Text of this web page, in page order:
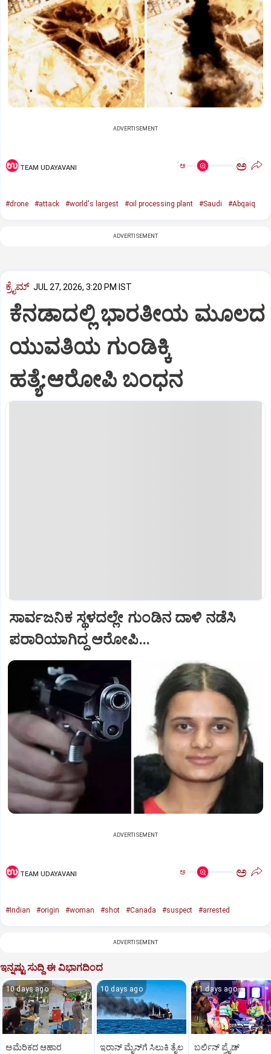
ADVERTISEMENT
TEAM UDAYAVANI ಅ ಅ
#drone #attack #world's largest #oil processing plant #Saudi #Abqaiq
ADVERTISEMENT
ಕ್ರೈಮ್ JUL 27, 2026, 3:20 PM IST
ಕೆನಡಾದಲ್ಲಿ ಭಾರತೀಯ ಮೂಲದ
ಯುವತಿಯ ಗುಂಡಿಕ್ಕಿ
ಹತ್ಯೆ:ಆರೋಪಿ ಬಂಧನ
ಸಾರ್ವಜನಿಕ ಸ್ಥಳದಲ್ಲೇ ಗುಂಡಿನ ದಾಳಿ ನಡೆಸಿ
ಪರಾರಿಯಾಗಿದ್ದ ಆರೋಪಿ...
ADVERTISEMENT
TEAM UDAYAVANI ಅ ಅ
#Indian #origin #woman #shot #Canada #suspect #arrested
ADVERTISEMENT
ಇನ್ನಷ್ಟು ಸುದ್ದಿ ಈ ವಿಭಾಗದಿಂದ
10 days ago
ಅಮೆರಿಕದ ಆಹಾರ
10 days ago
ಇರಾನ್‌ ಮೈನ್‌ಗೆ ಸಿಲುಕಿ ತೈಲ
11 days ago
ಬರ್ಲಿನ್ ಪ್ರೈಡ್